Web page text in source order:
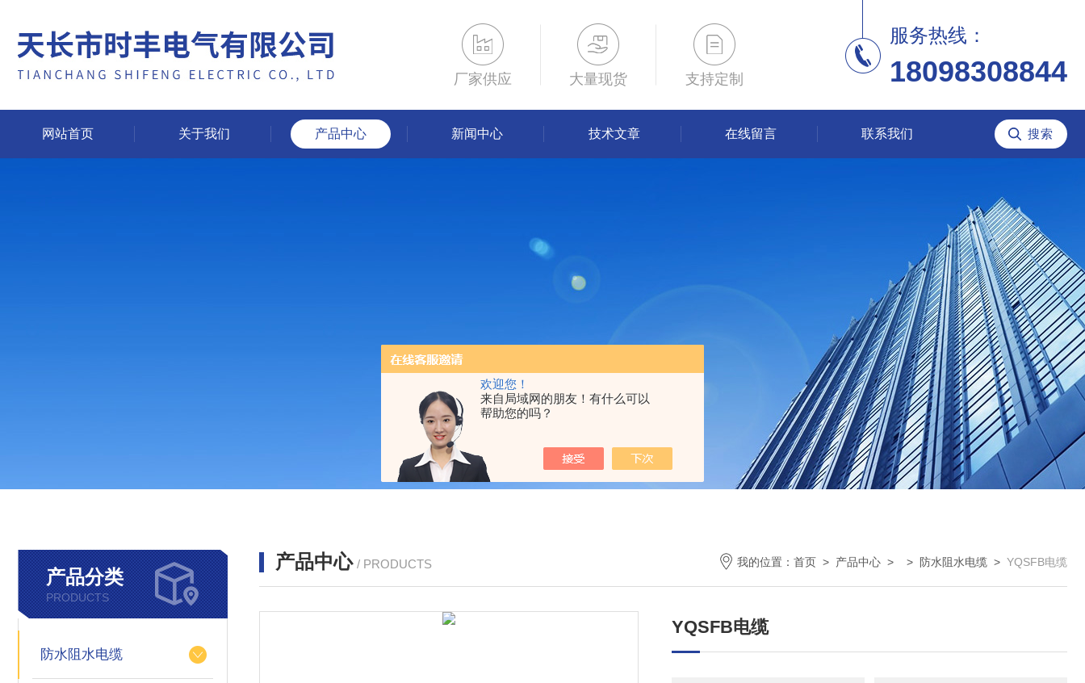
欢迎您！
来自局域网的朋友！有什么可以
帮助您的吗？
厂家供应 大量现货 支持定制
服务热线：
18098308844
网站首页 关于我们 产品中心 新闻中心 技术文章 在线留言 联系我们
产品分类
PRODUCTS
防水阻水电缆
产品中心 / PRODUCTS 我的位置： 首页 > 产品中心 > > 防水阻水电缆 > YQSFB电缆
YQSFB电缆